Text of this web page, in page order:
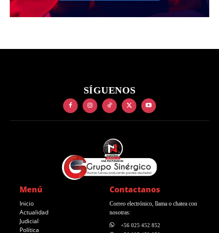
SÍGUENOS
Menú
Inicio
Actualidad
Judicial
Política
Contactanos
Correo electrónico, llama o chatea con
nosotras:
+56 025 452 852